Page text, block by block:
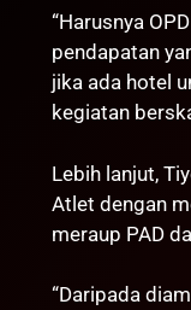
“Harusnya
pendapatan
jika ada hotel
kegiatan
Lebih lanjut,
Atlet dengan
meraup PAD
“Daripada